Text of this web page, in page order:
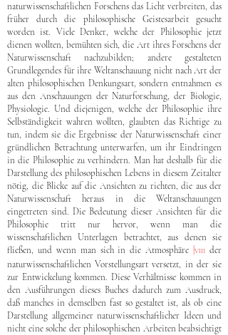
naturwissenschaftlichen Forschens das Licht verbreiten, das
früher durch die philosophische Geistesarbeit gesucht
worden ist. Viele Denker, welche der Philosophie jetzt
dienen wollten, bemühten sich, die Art ihres Forschens der
Naturwissenschaft nachzubilden; andere gestalteten
Grundlegendes für ihre Weltanschauung nicht nach Art der
alten philosophischen Denkungsart, sondern entnahmen es
aus den Anschauungen der Naturforschung, der Biologie,
Physiologie. Und diejenigen, welche der Philosophie ihre
Selbständigkeit wahren wollten, glaubten das Richtige zu
tun, indem sie die Ergebnisse der Naturwissenschaft einer
gründlichen Betrachtung unterwarfen, um ihr Eindringen
in die Philosophie zu verhindern. Man hat deshalb für die
Darstellung des philosophischen Lebens in diesem Zeitalter
nötig, die Blicke auf die Ansichten zu richten, die aus der
Naturwissenschaft heraus in die Weltanschauungen
eingetreten sind. Die Bedeutung dieser Ansichten für die
Philosophie tritt nur hervor, wenn man die
wissenschaftlichen Unterlagen betrachtet, aus denen sie
fließen, und wenn man sich in die Atmosphäre |VIII
der
naturwissenschaftlichen Vorstellungsart versetzt, in der sie
zur Entwickelung kommen. Diese Verhältnisse kommen in
den Ausführungen dieses Buches dadurch zum Ausdruck,
daß manches in demselben fast so gestaltet ist, als ob eine
Darstellung allgemeiner naturwissenschaftlicher Ideen und
nicht eine solche der philosophischen Arbeiten beabsichtigt